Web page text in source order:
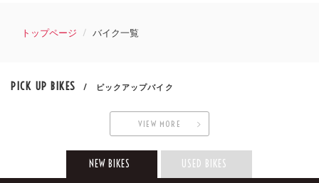
トップページ バイク一覧
PICK UP BIKES / ピックアップバイク
VIEW MORE
NEW BIKES USED BIKES